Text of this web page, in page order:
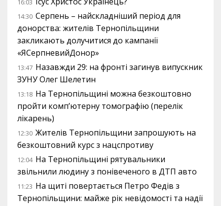
14:30 Серпень – найскладніший період для
донорства: жителів Тернопільщини
закликають долучитися до кампанії
«ЯСерпневийДонор»
13:47 Назавжди 29: на фронті загинув випускник
ЗУНУ Олег Шелетин
13:18 На Тернопільщині можна безкоштовно
пройти комп’ютерну томографію (перелік
лікарень)
12:30 Жителів Тернопільщини запрошують на
безкоштовний курс з нацспротиву
12:04 На Тернопільщині рятувальники
звільнили людину з понівеченого в ДТП авто
11:23 На щиті повертається Петро Федів з
Тернопільщини: майже рік невідомості та надії